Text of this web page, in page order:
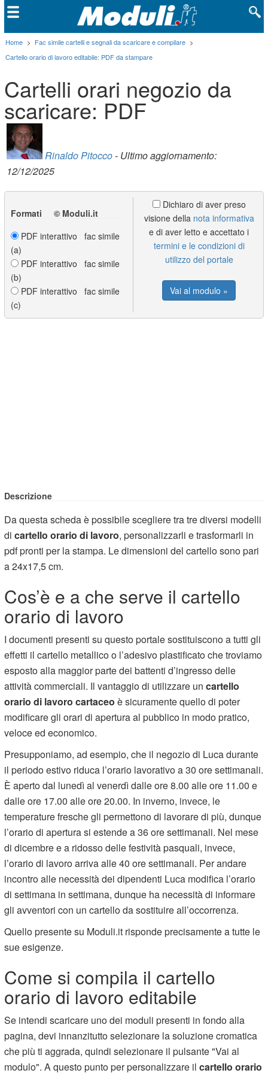
Home > Fac simile cartelli e segnali da scaricare e compilare >
Cartello orario di lavoro editabile: PDF da stampare
Cartelli orari negozio da
scaricare: PDF
Rinaldo Pitocco- Ultimo aggiornamento:
12/12/2025
Formati © Moduli.it
PDF interattivo fac simile
(a)
PDF interattivo fac simile
(b)
PDF interattivo fac simile
(c)
Dichiaro di aver preso
visione della nota informativa
e di aver letto e accettato i
termini e le condizioni di
utilizzo del portale
Vai al modulo »
Descrizione
Da questa scheda è possibile scegliere tra tre diversi modelli
dicartello orario di lavoro, personalizzarli e trasformarli in
pdf pronti per la stampa. Le dimensioni del cartello sono pari
a 24x17,5 cm.
Cos’è e a che serve il cartello
orario di lavoro
I documenti presenti su questo portale sostituiscono a tutti gli
effetti il cartello metallico o l’adesivo plastificato che troviamo
esposto alla maggior parte dei battenti d’ingresso delle
attività commerciali. Il vantaggio di utilizzare uncartello
orario di lavoro cartaceo è sicuramente quello di poter
modificare gli orari di apertura al pubblico in modo pratico,
veloce ed economico.
Presupponiamo, ad esempio, che il negozio di Luca durante
il periodo estivo riduca l’orario lavorativo a 30 ore settimanali.
È aperto dal lunedì al venerdì dalle ore 8.00 alle ore 11.00 e
dalle ore 17.00 alle ore 20.00. In inverno, invece, le
temperature fresche gli permettono di lavorare di più, dunque
l’orario di apertura si estende a 36 ore settimanali. Nel mese
di dicembre e a ridosso delle festività pasquali, invece,
l’orario di lavoro arriva alle 40 ore settimanali. Per andare
incontro alle necessità dei dipendenti Luca modifica l’orario
di settimana in settimana, dunque ha necessità di informare
gli avventori con un cartello da sostituire all’occorrenza.
Quello presente su Moduli.it risponde precisamente a tutte le
sue esigenze.
Come si compila il cartello
orario di lavoro editabile
Se intendi scaricare uno dei moduli presenti in fondo alla
pagina, devi innanzitutto selezionare la soluzione cromatica
che più ti aggrada, quindi selezionare il pulsante "Vai al
modulo". A questo punto per personalizzare ilcartello orario